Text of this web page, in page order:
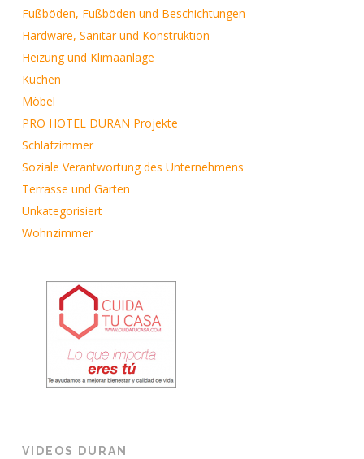
Fußböden, Fußböden und Beschichtungen
Hardware, Sanitär und Konstruktion
Heizung und Klimaanlage
Küchen
Möbel
PRO HOTEL DURAN Projekte
Schlafzimmer
Soziale Verantwortung des Unternehmens
Terrasse und Garten
Unkategorisiert
Wohnzimmer
VIDEOS DURAN